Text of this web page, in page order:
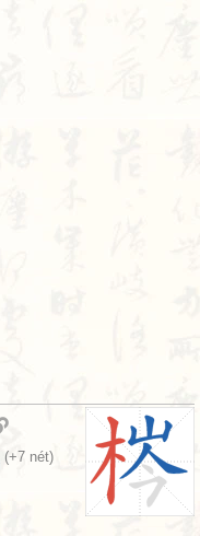
(+7 nét)